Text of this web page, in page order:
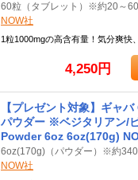
60粒（タブレット）※約20～
NOW社
1粒1000mgの高含有量！気分爽快
4,250円
【プレゼント対象】ギャ
パウダー ※ベジタリアン/
Powder 6oz 6oz(170g)
6oz(170g)（パウダー）※約
NOW社